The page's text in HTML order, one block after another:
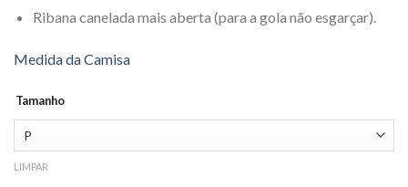
Ribana canelada mais aberta (para a gola não esgarçar).
Medida da Camisa
Tamanho
LIMPAR